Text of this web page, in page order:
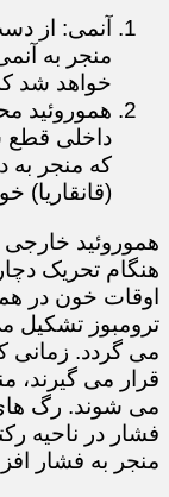
آنمی: از
منجر به
خواهد شد
هموروئید
داخلی قطع
که منجر به
(قانقاریا)
هموروئید خارجی
هنگام تحریک
اوقات خون در
ترومبوز تشکیل
می گردد.
قرار می
می شوند. رگ
فشار در ناحیه
منجر به فشار